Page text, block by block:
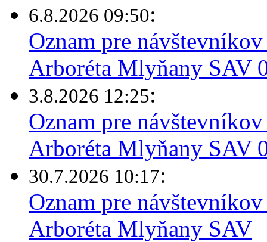
6.8.2026 09:50:
Oznam pre
Arboréta Mlyňany SAV
3.8.2026 12:25:
Oznam pre
Arboréta Mlyňany SAV
30.7.2026 10:17:
Oznam pre
Arboréta Mlyňany SAV